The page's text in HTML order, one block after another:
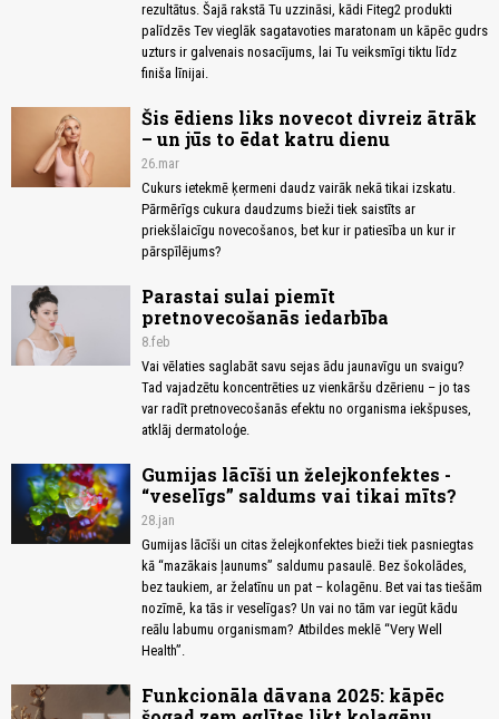
rezultātus. Šajā rakstā Tu uzzināsi, kādi Fiteg2 produkti
palīdzēs Tev vieglāk sagatavoties maratonam un kāpēc gudrs
uzturs ir galvenais nosacījums, lai Tu veiksmīgi tiktu līdz
finiša līnijai.
Šis ēdiens liks novecot divreiz ātrāk
– un jūs to ēdat katru dienu
26.mar
Cukurs ietekmē ķermeni daudz vairāk nekā tikai izskatu.
Pārmērīgs cukura daudzums bieži tiek saistīts ar
priekšlaicīgu novecošanos, bet kur ir patiesība un kur ir
pārspīlējums?
Parastai sulai piemīt
pretnovecošanās iedarbība
8.feb
Vai vēlaties saglabāt savu sejas ādu jaunavīgu un svaigu?
Tad vajadzētu koncentrēties uz vienkāršu dzērienu – jo tas
var radīt pretnovecošanās efektu no organisma iekšpuses,
atklāj dermatoloģe.
Gumijas lācīši un želejkonfektes -
“veselīgs” saldums vai tikai mīts?
28.jan
Gumijas lācīši un citas želejkonfektes bieži tiek pasniegtas
kā “mazākais ļaunums” saldumu pasaulē. Bez šokolādes,
bez taukiem, ar želatīnu un pat – kolagēnu. Bet vai tas tiešām
nozīmē, ka tās ir veselīgas? Un vai no tām var iegūt kādu
reālu labumu organismam? Atbildes meklē “Very Well
Health”.
Funkcionāla dāvana 2025: kāpēc